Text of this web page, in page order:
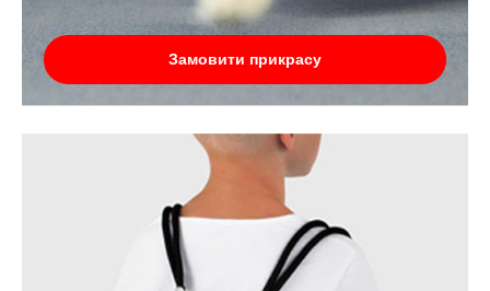
Замовити прикрасу